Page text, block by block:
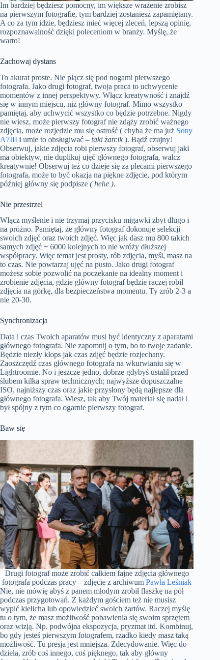
Im bardziej będziesz pomocny, im większe wrażenie zrobisz
na pierwszym fotografie, tym bardziej zostaniesz zapamiętany.
A co za tym idzie, będziesz mieć więcej zleceń, lepszą opinię,
rozpoznawalność dzięki poleceniom w branży. Myślę, że
warto!
Zachowaj dystans
To akurat proste. Nie plącz się pod nogami pierwszego
fotografa. Jako drugi fotograf, twoja praca to uchwycenie
momentów z innej perspektywy. Włącz kreatywność i znajdź
się w innym miejscu, niż główny fotograf. Mimo wszystko
pamiętaj, aby uchwycić wszystko co będzie potrzebne. Nigdy
nie wiesz, może pierwszy fotograf nie zdąży zrobić ważnego
zdjęcia, może rozjedzie mu się ostrość ( chyba że ma już Sony
A7III i umie to obsługiwać – taki żarcik ). Bądź czujny!
Obserwuj, jakie zdjęcia robi pierwszy fotograf, obserwuj jaki
ma obiektyw, nie duplikuj ujęć głównego fotografa, walcz
kreatywnie! Obserwuj też co dzieje się za plecami pierwszego
fotografa, może to być okazja na piękne zdjęcie, pod którym
później główny się podpisze ( hehe ).
Nie przestrzel
Włącz myślenie i nie trzymaj przycisku migawki zbyt długo i
na próżno. Pamiętaj, że główny fotograf dokonuje selekcji
swoich zdjęć oraz twoich zdjęć. Więc jak dasz mu 800 takich
samych zdjęć + 6000 kolejnych to nie wróży dłuższej
współpracy. Więc temat jest prosty, rób zdjęcia, myśl, masz na
to czas. Nie powtarzaj ujęć na pusto. Jako drugi fotograf
możesz sobie pozwolić na poczekanie na idealny moment i
zrobienie zdjęcia, gdzie główny fotograf będzie raczej robił
zdjęcia na górkę, dla bezpieczeństwa momentu. Ty zrób 2-3 a
nie 20-30.
Synchronizacja
Data i czas Twoich aparatów musi być identyczny z aparatami
głównego fotografa. Nie zapomnij o tym, bo to twoje zadanie.
Będzie niezły klops jak czas zdjęć będzie rozjechany.
Zaoszczędź czas głównego fotografa na wkurwianiu się w
Lightroomie. No i jeszcze jedno, dobrze gdybyś ustalił przed
ślubem kilka spraw technicznych; najwyższe dopuszczalne
ISO, najniższy czas oraz jakie przysłony będą najlepsze dla
głównego fotografa. Wiesz, tak aby Twój materiał się nadał i
był spójny z tym co ogarnie pierwszy fotograf.
Baw się
Drugi fotograf może zrobić całkiem fajne zdjęcia głównego
fotografa podczas pracy – zdjęcie z archiwumPawła Leśniak
Nie, nie mówię abyś z panem młodym zrobił flaszkę na pół
podczas przygotowań. Z każdym gościem też nie musisz
wypić kielicha lub opowiedzieć swoich żartów. Raczej myślę
tu o tym, że masz możliwość pobawienia się swoim sprzętem
oraz wizją. Np. podwójna ekspozycja, pryzmat itd. Kombinuj,
bo gdy jesteś pierwszym fotografem, rzadko kiedy masz taką
możliwość. Tu presja jest mniejsza. Zdecydowanie. Więc do
dzieła, zrób coś innego, coś pięknego, tak aby główny